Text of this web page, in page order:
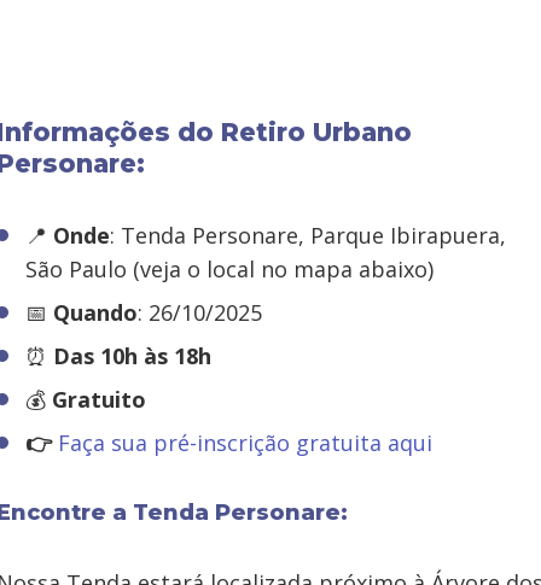
do Retiro Urbano
📍 Onde: Tenda Personare, Parque Ibirapuera,
São Paulo (veja o local no mapa abaixo)
📅 Quando: 26/10/2025
⏰ Das 10h às 18h
💰 Gratuito
👉 Faça sua pré-inscrição gratuita aqui
a Tenda Personare: